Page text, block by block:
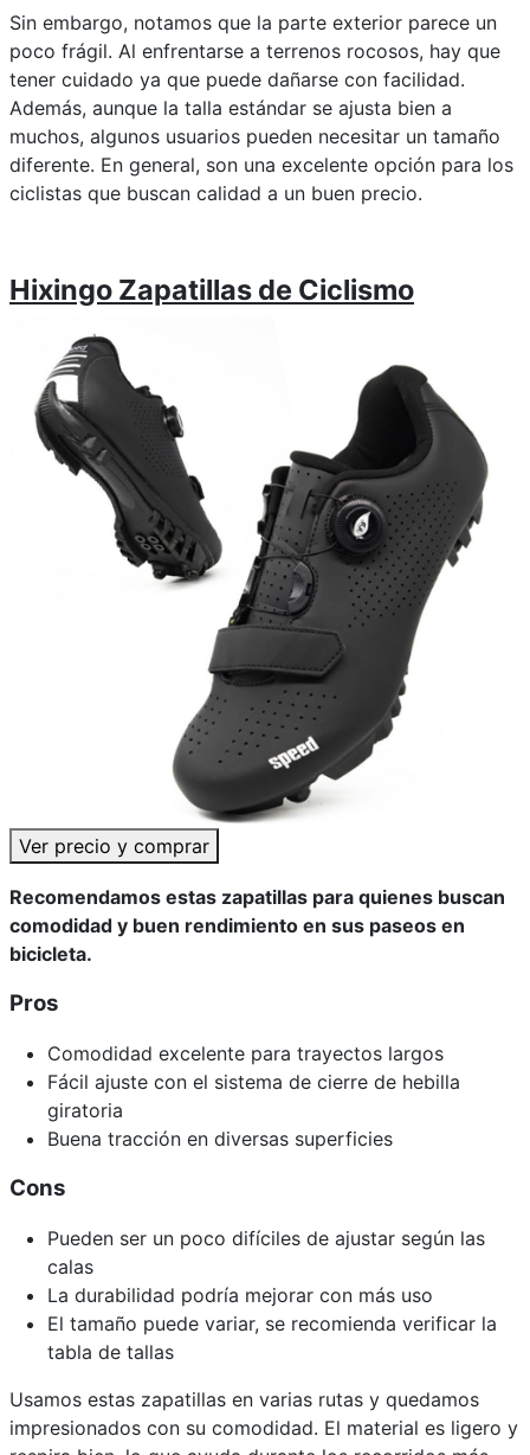
Sin embargo, notamos que la parte exterior parece un
poco frágil. Al enfrentarse a terrenos rocosos, hay que
tener cuidado ya que puede dañarse con facilidad.
Además, aunque la talla estándar se ajusta bien a
muchos, algunos usuarios pueden necesitar un tamaño
diferente. En general, son una excelente opción para los
ciclistas que buscan calidad a un buen precio.
Hixingo Zapatillas de Ciclismo
Ver precio y comprar
Recomendamos estas zapatillas para quienes buscan
comodidad y buen rendimiento en sus paseos en
bicicleta.
Pros
Comodidad excelente para trayectos largos
Fácil ajuste con el sistema de cierre de hebilla
giratoria
Buena tracción en diversas superficies
Cons
Pueden ser un poco difíciles de ajustar según las
calas
La durabilidad podría mejorar con más uso
El tamaño puede variar, se recomienda verificar la
tabla de tallas
Usamos estas zapatillas en varias rutas y quedamos
impresionados con su comodidad. El material es ligero y